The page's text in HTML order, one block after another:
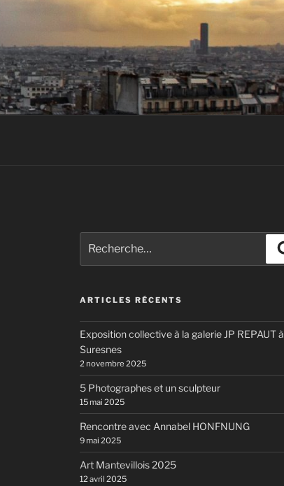
pour
:
ARTICLES RÉCENTS
Exposition collective à la galerie JP REPAUT à
Suresnes
2 novembre 2025
5 Photographes et un sculpteur
15 mai 2025
Rencontre avec Annabel HONFNUNG
9 mai 2025
Art Mantevillois 2025
12 avril 2025